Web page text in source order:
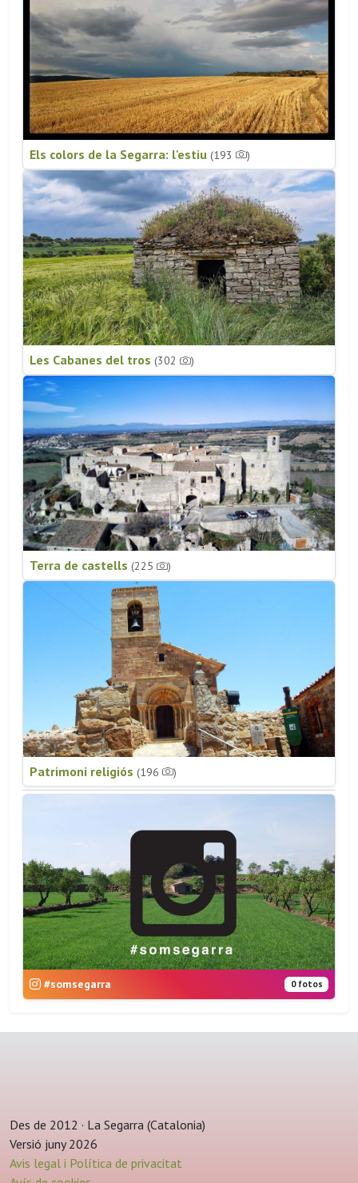
Els colors de la Segarra: l'estiu (193 )
Les Cabanes del tros (302 )
Terra de castells (225 )
Patrimoni religiós (196 )
#somsegarra 0 fotos
Des de 2012 · La Segarra (Catalonia)
Versió juny 2026
Avis legal i Política de privacitat